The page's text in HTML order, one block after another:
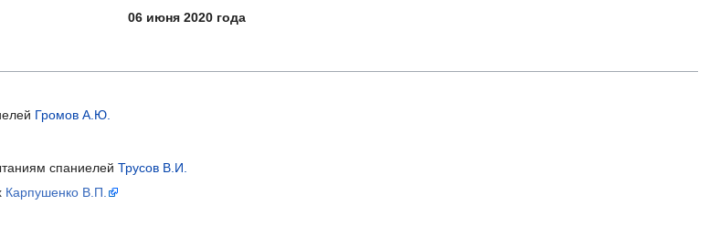
06 июня 2020 года
Громов А.Ю.
спаниелейТрусов В.И.
Карпушенко В.П.